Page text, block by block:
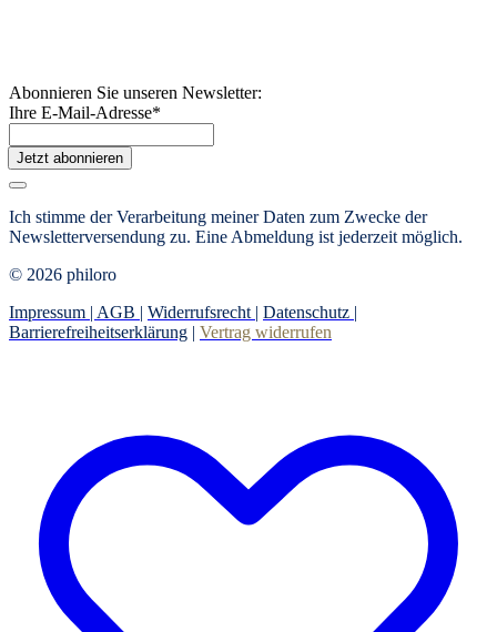
Abonnieren Sie unseren Newsletter:
Ihre E-Mail-Adresse*
Jetzt abonnieren
Ich stimme der Verarbeitung meiner Daten zum Zwecke der
Newsletterversendung zu. Eine Abmeldung ist jederzeit möglich.
© 2026 philoro
Impressum | AGB | Widerrufsrecht | Datenschutz |
Barrierefreiheitserklärung | Vertrag widerrufen